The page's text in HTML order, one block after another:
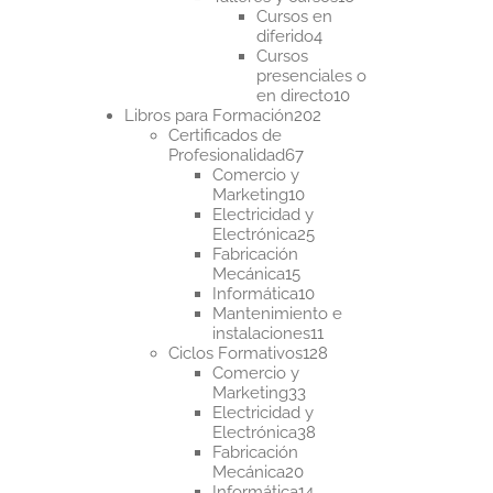
Cursos en
diferido44
Cursos
presenciales o
en directo1010
Libros para Formación202202
Certificados de
Profesionalidad6767
Comercio y
Marketing1010
productos
Electricidad y
Electrónica2525
Fabricación
Mecánica1515
productos
Informática1010
productos
Mantenimiento e
instalaciones1111
productos
Ciclos Formativos128128
Comercio y
Marketing3333
productos
Electricidad y
Electrónica3838
Fabricación
Mecánica2020